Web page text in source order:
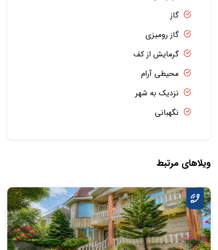
گاز
گاز رومیزی
گرمایش از کف
محیطی آرام
نزدیک به شهر
نگهبانی
ویلاهای مرتبط